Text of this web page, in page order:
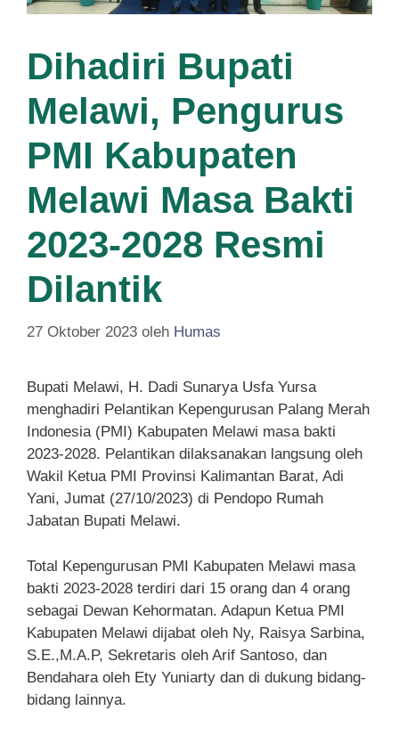
Dihadiri Bupati
Melawi, Pengurus
PMI Kabupaten
Melawi Masa Bakti
2023-2028 Resmi
Dilantik
27 Oktober 2023 oleh Humas
Bupati Melawi, H. Dadi Sunarya Usfa Yursa
menghadiri Pelantikan Kepengurusan Palang Merah
Indonesia (PMI) Kabupaten Melawi masa bakti
2023-2028. Pelantikan dilaksanakan langsung oleh
Wakil Ketua PMI Provinsi Kalimantan Barat, Adi
Yani, Jumat (27/10/2023) di Pendopo Rumah
Jabatan Bupati Melawi.
Total Kepengurusan PMI Kabupaten Melawi masa
bakti 2023-2028 terdiri dari 15 orang dan 4 orang
sebagai Dewan Kehormatan. Adapun Ketua PMI
Kabupaten Melawi dijabat oleh Ny, Raisya Sarbina,
S.E.,M.A.P, Sekretaris oleh Arif Santoso, dan
Bendahara oleh Ety Yuniarty dan di dukung bidang-
bidang lainnya.